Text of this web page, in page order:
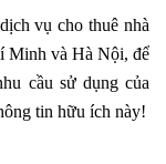
vụ cho thuê nhà
Minh và Hà Nội, để
cầu sử dụng của
tin hữu ích này!